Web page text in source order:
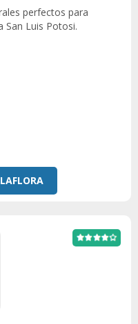
perfectos para
San Luis Potosi.